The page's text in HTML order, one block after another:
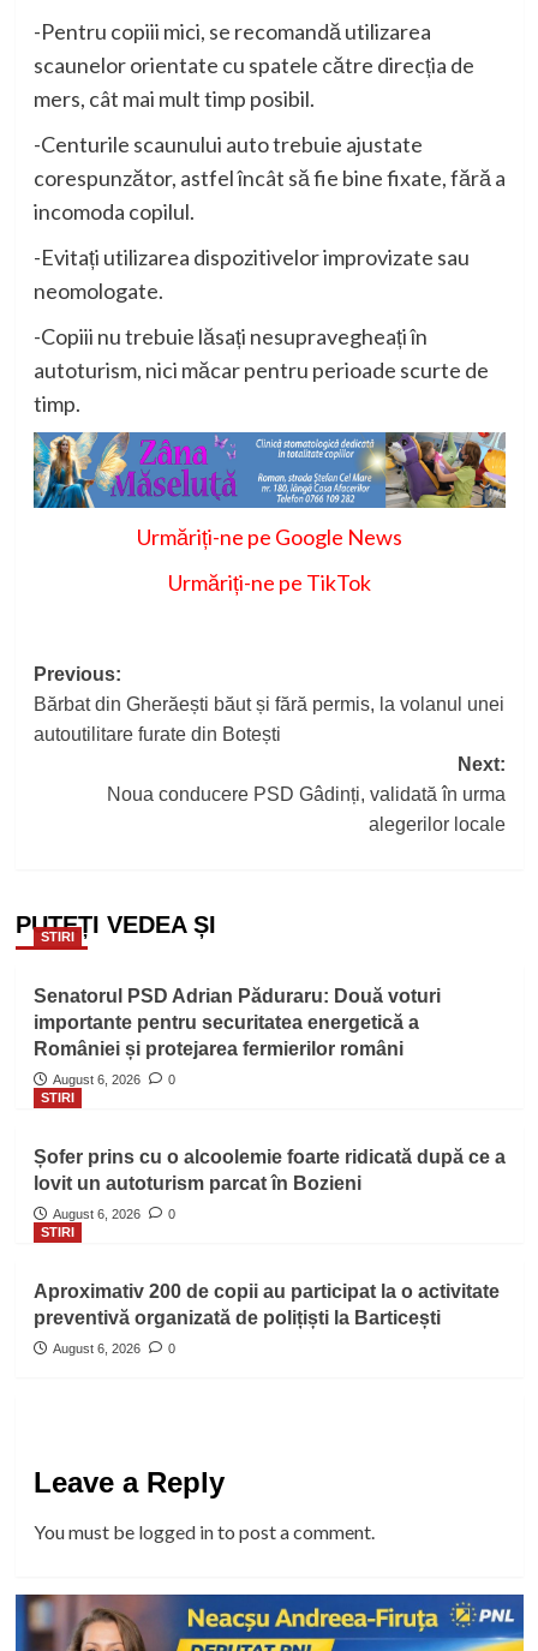
-Pentru copiii mici, se recomandă utilizarea
scaunelor orientate cu spatele către direcția de
mers, cât mai mult timp posibil.
-Centurile scaunului auto trebuie ajustate
corespunzător, astfel încât să fie bine fixate, fără a
incomoda copilul.
-Evitați utilizarea dispozitivelor improvizate sau
neomologate.
-Copiii nu trebuie lăsați nesupravegheați în
autoturism, nici măcar pentru perioade scurte de
timp.
Urmăriți-ne pe Google News
Urmăriți-ne pe TikTok
Post
navigation
Previous:
Bărbat din Gherăești băut și fără permis, la volanul unei
autoutilitare furate din Botești
Next:
Noua conducere PSD Gâdinți, validată în urma
alegerilor locale
PUTEȚI VEDEA ȘI
STIRI
Senatorul PSD Adrian Păduraru: Două voturi
importante pentru securitatea energetică a
României și protejarea fermierilor români
August 6, 2026
0
STIRI
Șofer prins cu o alcoolemie foarte ridicată după ce a
lovit un autoturism parcat în Bozieni
August 6, 2026
0
STIRI
Aproximativ 200 de copii au participat la o activitate
preventivă organizată de polițiști la Barticești
August 6, 2026 0
Leave a Reply
You must be logged into post a comment.